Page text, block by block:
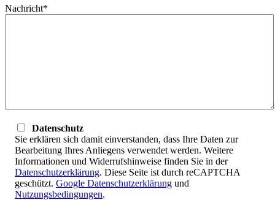
Nachricht*
Datenschutz
Sie erklären sich damit einverstanden, dass Ihre Daten zur
Bearbeitung Ihres Anliegens verwendet werden. Weitere
Informationen und Widerrufshinweise finden Sie in der
Datenschutzerklärung. Diese Seite ist durch reCAPTCHA
geschützt. Google Datenschutzerklärung und
Nutzungsbedingungen.